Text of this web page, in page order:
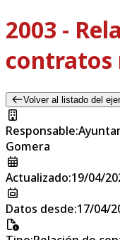
2003 -
contratos
Volver al listado del
Responsable:
Gomera
Actualizado:19/04/
Datos desde:17/04/